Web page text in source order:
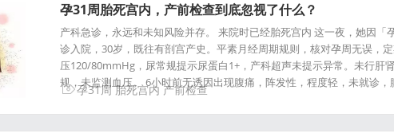
孕31周胎死宫内，产前检查到底忽视了什么？
产科急诊，永远和未知风险并存。 来院时已经胎死宫内 这一夜，她因「
诊入院，30岁，既往有剖宫产史。平素月经周期规则，核对孕周无误，
压120/80mmHg，尿常规提示尿蛋白1+，产科超声未提示异常。未行肝
规，未监测血压。 6小时前无诱因出现腹痛，阵发性，程度轻，未就诊，
孕31周 胎死宫内 产前检查